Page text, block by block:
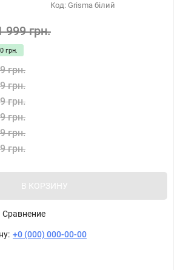
Код: Grisma білий
999 грн.
грн.
грн.
грн.
грн.
грн.
грн.
грн.
В КОРЗИНУ
Сравнение
+0 (000) 000-00-00